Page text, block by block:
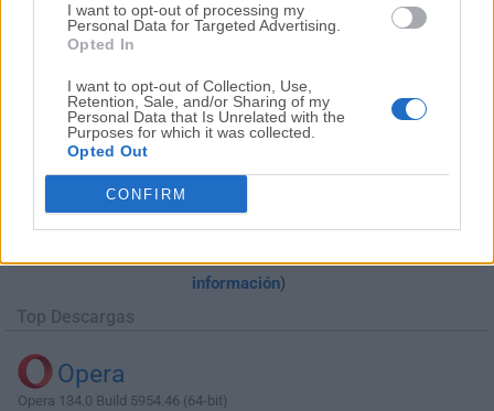
I want to opt-out of processing my
Personal Data for Targeted Advertising.
Opted In
I want to opt-out of Collection, Use,
Retention, Sale, and/or Sharing of my
Personal Data that Is Unrelated with the
Purposes for which it was collected.
Opted Out
CONFIRM
Descargar Internet Download Manager
6.17 Build 10
información)
Top Descargas
Opera
Opera 134.0 Build 5954.46 (64-bit)